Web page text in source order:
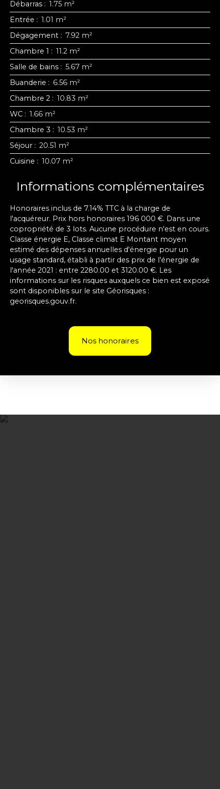
Débarras : 1.75 m²
Entrée : 1.01 m²
Dégagement : 7.92 m²
Chambre 1 : 11.2 m²
Salle de bains : 5.67 m²
Buanderie : 6.56 m²
Chambre 2 : 10.83 m²
WC : 1.66 m²
Chambre 3 : 10.53 m²
Séjour : 20.51 m²
Cuisine : 10.07 m²
Informations complémentaires
Honoraires inclus de 7.14% TTC à la charge de
l'acquéreur. Prix hors honoraires 196 000 €. Dans une
copropriété de 3 lots. Aucune procédure n'est en cours.
Classe énergie E, Classe climat E Montant moyen
estimé des dépenses annuelles d'énergie pour un
usage standard, établi à partir des prix de l'énergie de
l'année 2021 : entre 2280.00 et 3120.00 €. Les
informations sur les risques auxquels ce bien est exposé
sont disponibles sur le site Géorisques :
georisques.gouv.fr.
Nos honoraires